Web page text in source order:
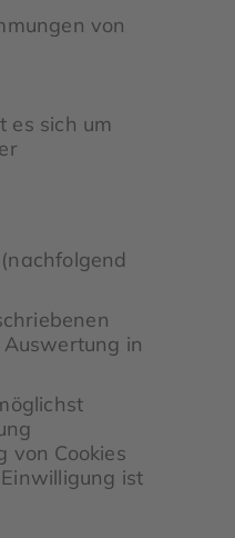
von
es sich um
in
von Cookies
ist